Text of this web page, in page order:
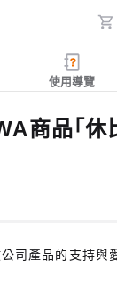
使用導覽
商品「休
司產品的支持與愛